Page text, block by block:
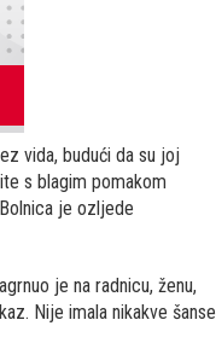
vida, budući da su joj
s blagim pomakom
je ozljede
je na radnicu, ženu,
Nije imala nikakve šanse